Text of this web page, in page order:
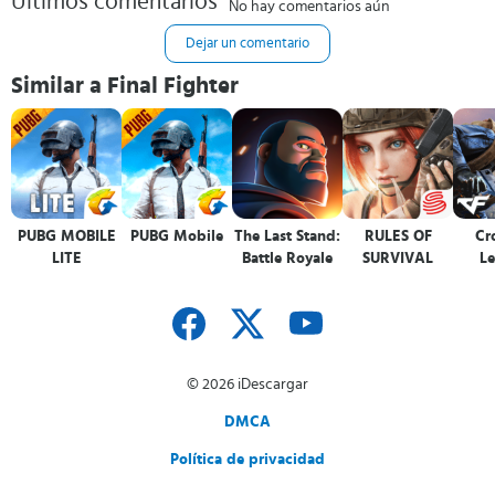
No hay comentarios aún
Dejar un comentario
Similar a Final Fighter
PUBG MOBILE
LITE
PUBG Mobile
The Last Stand:
Battle Royale
RULES OF
SURVIVAL
© 2026 iDescargar
DMCA
Política de privacidad